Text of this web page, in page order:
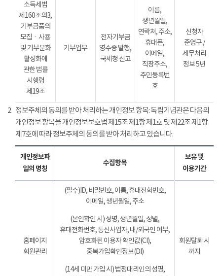
소득세법
제160조의3,
기부금품의
모집ㆍ사용
및 기부문화
활성화에
관한 법률
시행령
제19조
기부업무
전자기부금
영수증 발행,
국세청 신고
이름,
생년월일,
연락처, 주소,
휴대폰,
이메일,
직장주소,
주민등록번
호
신청자
준영구 /
세무처리
정보 5년
2 정보주체의 동의를 받아 처리하는 개인정보 항목: 독립기념관은 다음의
개인정보 항목을 개인정보보호법 제15조 제1항 제1호 및 제22조 제1항
제7호에 따라 정보주체의 동의를 받아 처리하고 있습니다.
개인정보파
일의 명칭
수집항목
보유 및
이용기간
홈페이지
회원관리
(필수)ID, 비밀번호, 이름, 휴대전화번호,
이메일, 생년월일, 주소
(본인확인 시) 성명, 생년월일, 성별,
휴대전화번호, 통신사업자, 내/외국인 여부,
암호화된 이용자 확인값(CI),
중복가입확인정보(DI)
(14세 미만 가입 시) 법정대리인의 성명,
회원탈퇴 시
까지